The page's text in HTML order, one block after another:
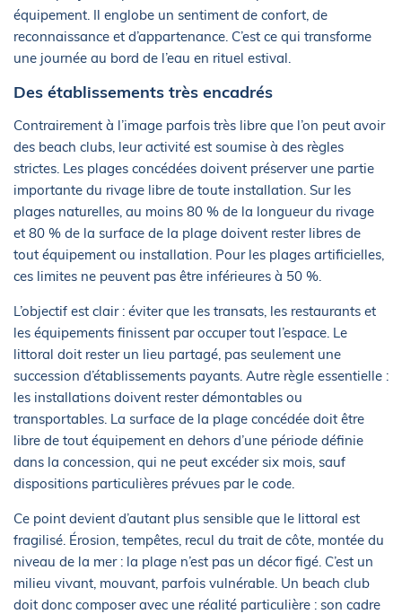
équipement. Il englobe un sentiment de confort, de
reconnaissance et d’appartenance. C’est ce qui transforme
une journée au bord de l’eau en rituel estival.
Des établissements très encadrés
Contrairement à l’image parfois très libre que l’on peut avoir
des beach clubs, leur activité est soumise à des règles
strictes. Les plages concédées doivent préserver une partie
importante du rivage libre de toute installation. Sur les
plages naturelles, au moins 80 % de la longueur du rivage
et 80 % de la surface de la plage doivent rester libres de
tout équipement ou installation. Pour les plages artificielles,
ces limites ne peuvent pas être inférieures à 50 %.
L’objectif est clair : éviter que les transats, les restaurants et
les équipements finissent par occuper tout l’espace. Le
littoral doit rester un lieu partagé, pas seulement une
succession d’établissements payants. Autre règle essentielle :
les installations doivent rester démontables ou
transportables. La surface de la plage concédée doit être
libre de tout équipement en dehors d’une période définie
dans la concession, qui ne peut excéder six mois, sauf
dispositions particulières prévues par le code.
Ce point devient d’autant plus sensible que le littoral est
fragilisé. Érosion, tempêtes, recul du trait de côte, montée du
niveau de la mer : la plage n’est pas un décor figé. C’est un
milieu vivant, mouvant, parfois vulnérable. Un beach club
doit donc composer avec une réalité particulière : son cadre